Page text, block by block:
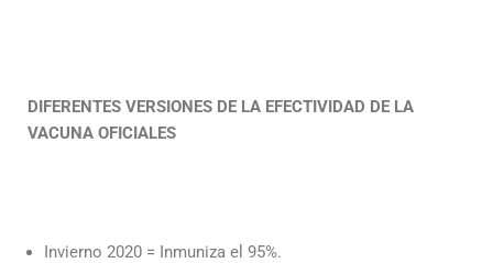
DIFERENTES VERSIONES DE LA EFECTIVIDAD DE LA
VACUNA OFICIALES
Invierno 2020 = Inmuniza el 95%.